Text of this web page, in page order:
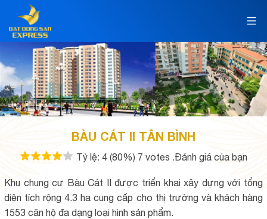
BÀU CÁT II TÂN BÌNH
Tỷ lệ: 4(80%) 7 votes .Đánh giá của bạn
Khu chung cư Bàu Cát II được triển khai xây dựng với tổng
diện tích rộng 4.3 ha cung cấp cho thị trường và khách hàng
1553 căn hộ đa dạng loại hình sản phẩm.